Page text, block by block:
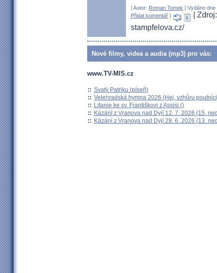
| Autor: Roman Tomek | Vydáno
Přidat komentář |
|
stampfelova.cz/
Nové filmy, videa a audia (mp3) pro vás:
www.TV-MIS.cz
:: Svatý Patriku (píseň)
:: Velehradská hymna 2026 (Hej, vzhůru
:: Litanie ke sv. Františkovi z Assisi ()
:: Kázání z Vranova nad Dyjí 12. 7. 2026 (15.
:: Kázání z Vranova nad Dyjí 28. 6. 2026 (13.